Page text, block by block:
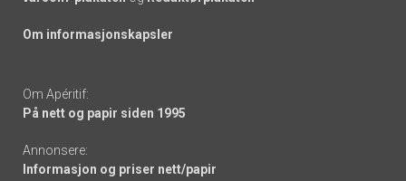
Om informasjonskapsler
Om Apéritif:
På nett og papir siden 1995
Annonsere:
Informasjon og priser nett/papir